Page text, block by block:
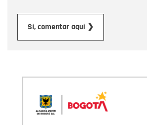
Sí, comentar aquí ❯